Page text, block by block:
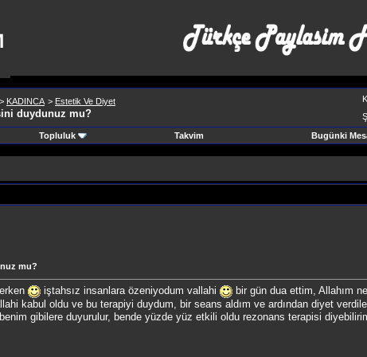
> KADINCA > Estetik Ve Diyet
duydunuz mu?
Topluluk Takvim Bugünki
mu?
iştahsız insanlara özeniyodum vallahi
bir gün dua ettim, Allahım
kabul oldu ve bu terapiyi duydum, bir seans aldım ve ardından diyet
gibilere duyurulur, bende yüzde yüz etkili oldu rezonans terapisi